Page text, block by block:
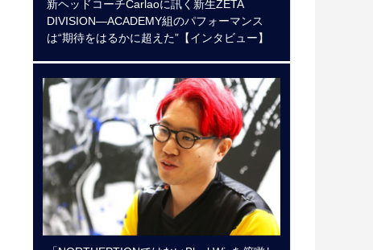
新ヘッドコーチCarlaoに訊く新生ZETA
DIVISION―ACADEMY組のパフォーマンス
は“期待をはるかに超えた”【インタビュー】